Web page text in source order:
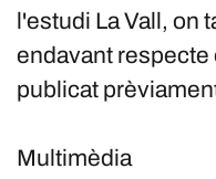
l'estudi La Vall, on
endavant respecte
publicat
Multimèdia